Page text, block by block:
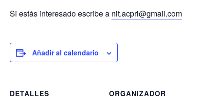
Si estás interesado escribe a nit.acpri@gmail.com
Añadir al calendario
DETALLES ORGANIZADOR